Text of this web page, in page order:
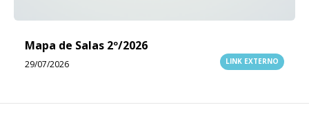
Mapa de Salas 2º/2026
29/07/2026 LINK EXTERNO